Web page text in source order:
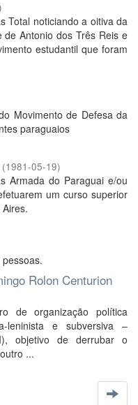
Total noticiando a oitiva da
Antonio dos Três Reis e
estudantil que foram
Movimento de Defesa da
paraguaios
(1981-05-19)
Armada do Paraguai e/ou
um curso superior
Rolon Centurion
de organização política
leninista e subversiva –
objetivo de derrubar o
...